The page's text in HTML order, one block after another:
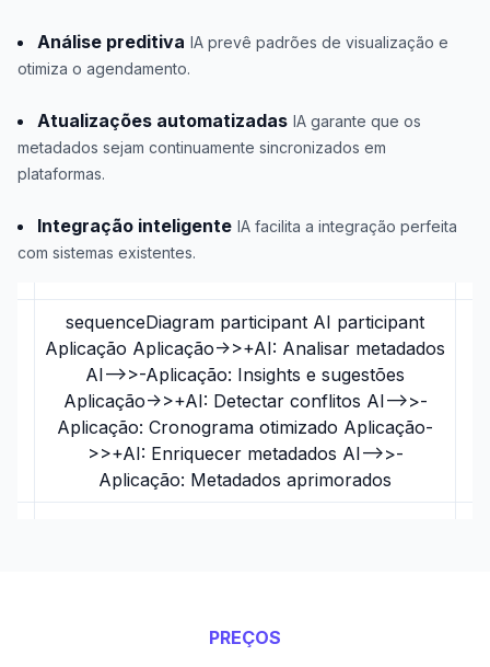
sequenceDiagram participant AI participant
Aplicação Aplicação->>+AI: Analisar metadados
AI-->>-Aplicação: Insights e sugestões
Aplicação->>+AI: Detectar conflitos AI-->>-
Aplicação: Cronograma otimizado Aplicação-
>>+AI: Enriquecer metadados AI-->>-
Aplicação: Metadados aprimorados
Análise preditiva IA prevê padrões de visualização e
otimiza o agendamento.
Atualizações automatizadas IA garante que os
metadados sejam continuamente sincronizados em
plataformas.
Integração inteligente IA facilita a integração perfeita
com sistemas existentes.
PREÇOS